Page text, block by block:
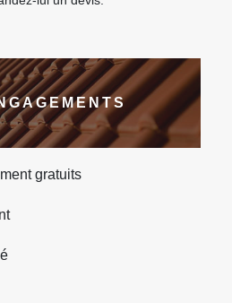
gratuits